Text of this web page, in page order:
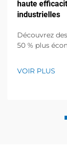
haute
industrielles
Découvrez
50 % plus
assistance
VOIR PLUS